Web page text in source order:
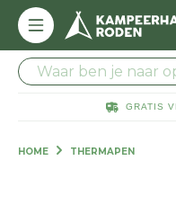
GRATIS
HOME THERMAPEN